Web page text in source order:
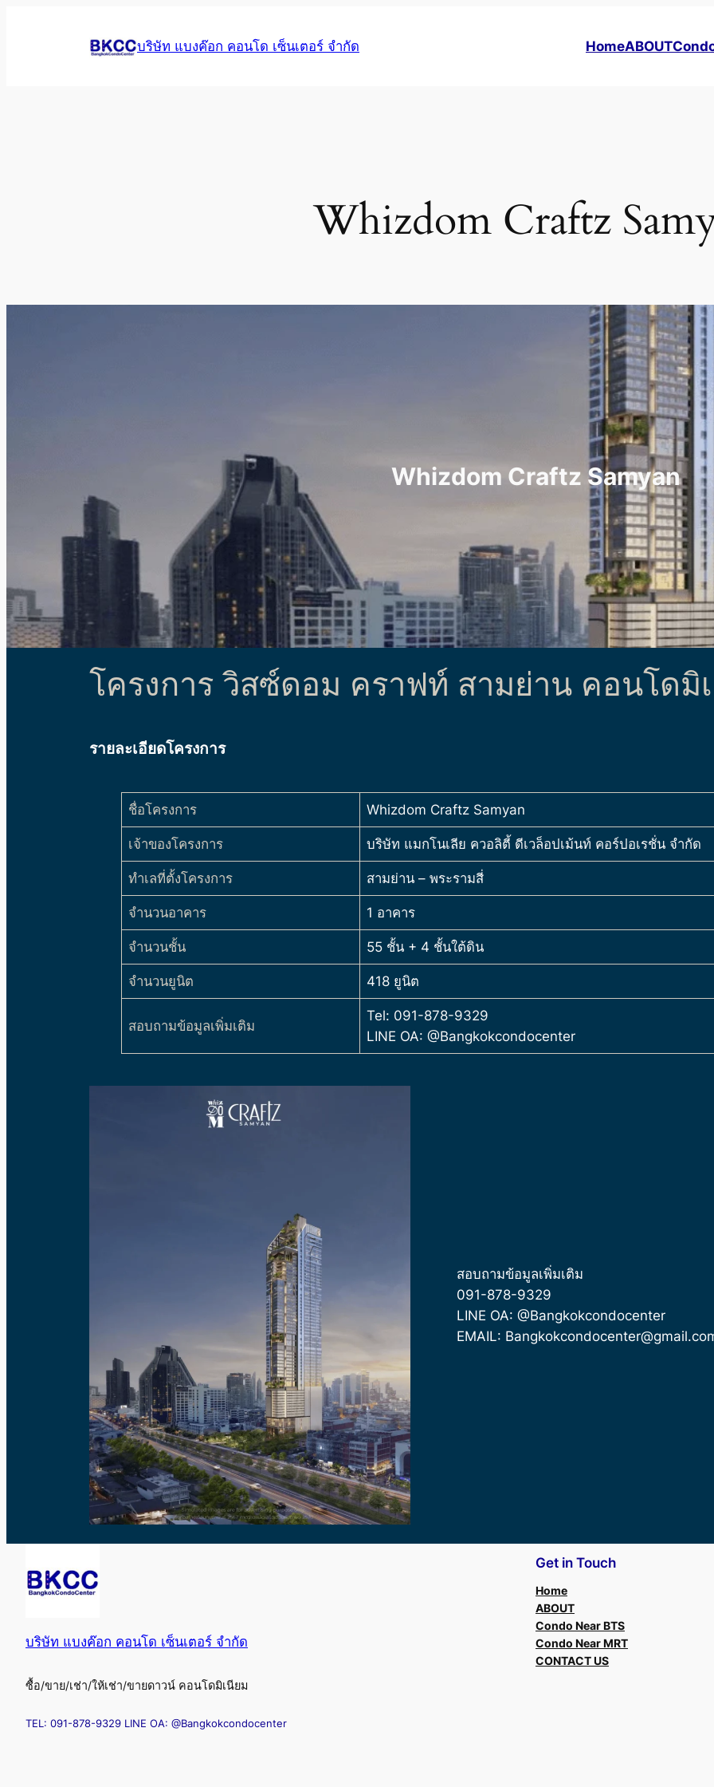
บริษัท แบงค๊อก คอนโด เซ็นเตอร์ จำกัด HomeABOUT
Whizdom Craftz
Whizdom Craftz Samyan
โครงการ วิสซ์ดอม คราฟท์ สามย่าน คอนโดมิ
รายละเอียดโครงการ
ชื่อโครงการ Whizdom Craftz Samyan
เจ้าของโครงการ บริษัท แมกโนเลีย ควอลิตี้ ดีเวล็อปเม้นท์ คอร์ปอเรชั่น จำกัด
ทำเลที่ตั้งโครงการ สามย่าน – พระรามสี่
จำนวนอาคาร 1 อาคาร
จำนวนชั้น 55 ชั้น + 4 ชั้นใต้ดิน
จำนวนยูนิต 418 ยูนิต
สอบถามข้อมูลเพิ่มเติม
Tel: 091-878-9329
LINE OA: @Bangkokcondocenter
สอบถามข้อมูลเพิ่มเติม
091-878-9329
LINE OA: @Bangkokcondocenter
EMAIL:
บริษัท แบงค๊อก คอนโด เซ็นเตอร์ จำกัด
ซื้อ/ขาย/เช่า/ให้เช่า/ขายดาวน์ คอนโดมิเนียม
TEL: 091-878-9329 LINE OA: @Bangkokcondocenter
Get in Touch
Home
ABOUT
Condo Near BTS
Condo Near MRT
CONTACT US